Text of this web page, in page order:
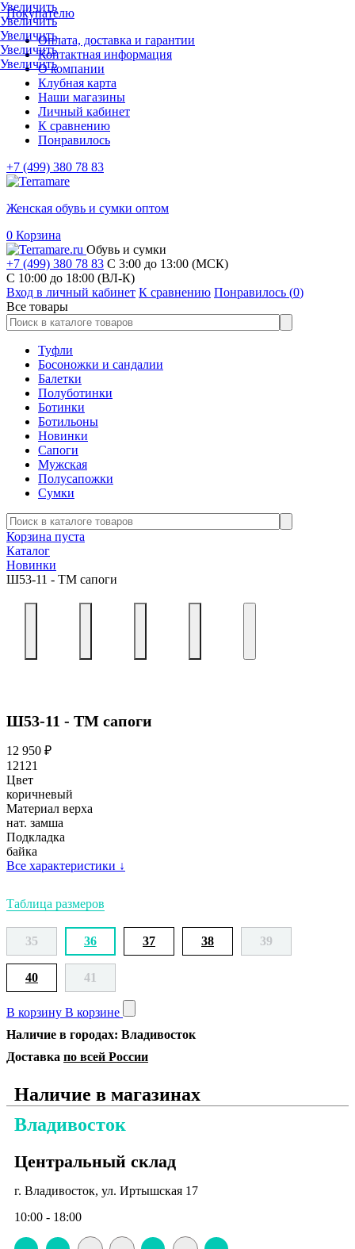
Покупателю
Оплата, доставка и гарантии
Контактная информация
О компании
Клубная карта
Наши магазины
Личный кабинет
К сравнению
Понравилось
+7 (499) 380 78 83
Женская обувь и сумки оптом
0 Корзина
Обувь и сумки
+7 (499) 380 78 83 С 3:00 до 13:00 (МСК)
C 10:00 до 18:00 (ВЛ-К)
Вход в личный кабинет К сравнению Понравилось (0)
Все товары
Туфли
Босоножки и сандалии
Балетки
Полуботинки
Ботинки
Ботильоны
Новинки
Сапоги
Мужская
Полусапожки
Сумки
Корзина пуста
Каталог
Новинки
Ш53-11 - ТМ сапоги
Увеличить
Увеличить
Увеличить
Увеличить
Увеличить
Ш53-11 - ТМ сапоги
12 950 ₽
12121
Цвет
коричневый
Материал верха
нат. замша
Подкладка
байка
Все характеристики ↓
Таблица размеров
35 36 37 38 39
40 41
В корзину В корзине
Наличие в городах: Владивосток
Доставка по всей России
Наличие в магазинах
Владивосток
Центральный склад
г. Владивосток, ул. Иртышская 17
10:00 - 18:00